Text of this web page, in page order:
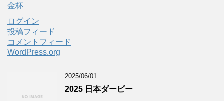
金杯
ログイン
投稿フィード
コメントフィード
WordPress.org
2025/06/01
2025 日本ダービー